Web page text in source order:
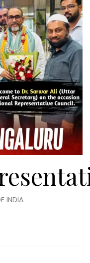
INDIA